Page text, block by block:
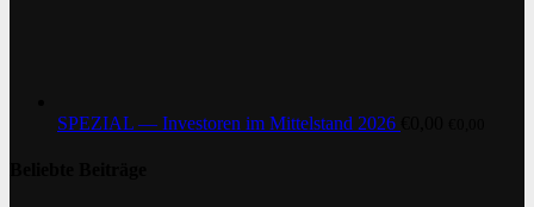
SPEZIAL — Investoren im Mittelstand 2026